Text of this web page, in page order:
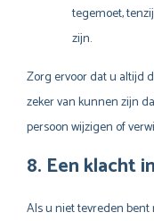
tegemoet,
zijn.
Zorg ervoor dat u altijd
zeker van kunnen zijn
persoon wijzigen of
8. Een klacht
Als u niet tevreden